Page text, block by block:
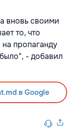
вновь своими
то, что
пропаганду
- добавил
в Google